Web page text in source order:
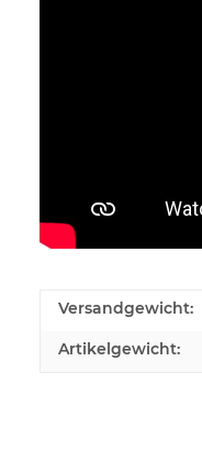
Versandgewicht:
Artikelgewicht: